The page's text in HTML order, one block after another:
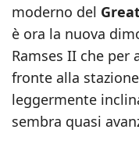
moderno del
è ora la nuova
Ramses II che per
fronte alla
leggermente
sembra quasi